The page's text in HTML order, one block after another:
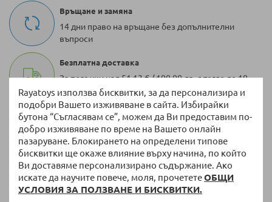
Rayatoys използва бисквитки, за да персонализира и
подобри Вашето изживяване в сайта. Избирайки
бутона “Съгласявам се”, можем да Ви предоставим по-
добро изживяване по време на Вашето онлайн
пазаруване. Блокирането на определени типове
бисквитки ще окаже влияние върху начина, по който
Ви доставяме персонализирано съдържание. Ако
искате да научите повече, моля, прочететеОБЩИ
УСЛОВИЯ ЗА ПОЛЗВАНЕ И БИСКВИТКИ.
Връщане и замяна
14 дни право на връщане без допълнителни
въпроси
Безплатна доставка
За поръчки над 51,13 € / 100,00 лв. с тегло до 10
кг
100 000 + артикула
Разнообразие от оригинални продукти винаги
на склад
Бърза доставка
Доставка до 3 работни дни на налична стока